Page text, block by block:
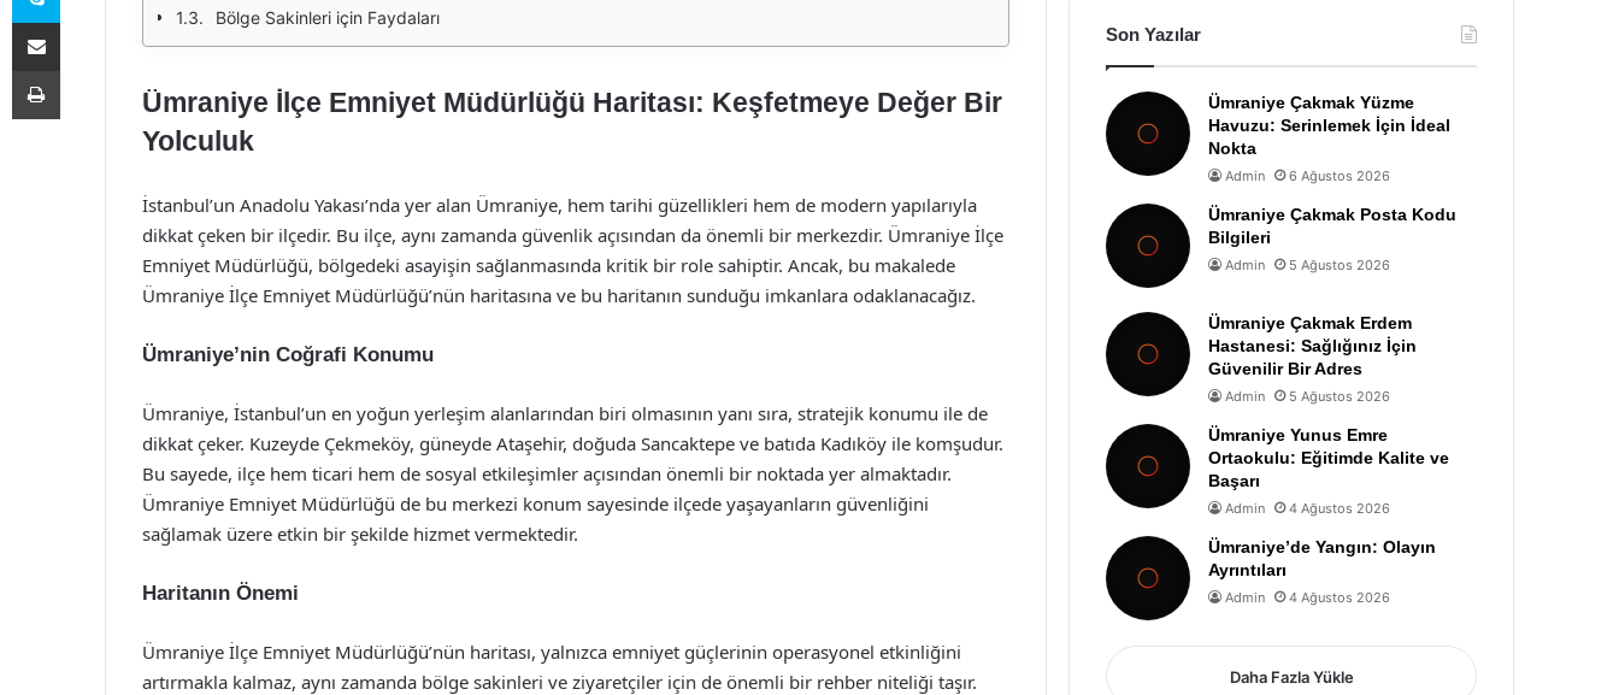
Bölge Sakinleri için Faydaları
Ümraniye İlçe Emniyet Müdürlüğü Haritası: Keşfetmeye Değer Bir
Yolculuk
İstanbul’un Anadolu Yakası’nda yer alan Ümraniye, hem tarihi güzellikleri hem de modern yapılarıyla
dikkat çeken bir ilçedir. Bu ilçe, aynı zamanda güvenlik açısından da önemli bir merkezdir. Ümraniye İlçe
Emniyet Müdürlüğü, bölgedeki asayişin sağlanmasında kritik bir role sahiptir. Ancak, bu makalede
Ümraniye İlçe Emniyet Müdürlüğü’nün haritasına ve bu haritanın sunduğu imkanlara odaklanacağız.
Ümraniye’nin Coğrafi Konumu
Ümraniye, İstanbul’un en yoğun yerleşim alanlarından biri olmasının yanı sıra, stratejik konumu ile de
dikkat çeker. Kuzeyde Çekmeköy, güneyde Ataşehir, doğuda Sancaktepe ve batıda Kadıköy ile komşudur.
Bu sayede, ilçe hem ticari hem de sosyal etkileşimler açısından önemli bir noktada yer almaktadır.
Ümraniye Emniyet Müdürlüğü de bu merkezi konum sayesinde ilçede yaşayanların güvenliğini
sağlamak üzere etkin bir şekilde hizmet vermektedir.
Haritanın Önemi
Ümraniye İlçe Emniyet Müdürlüğü’nün haritası, yalnızca emniyet güçlerinin operasyonel etkinliğini
artırmakla kalmaz, aynı zamanda bölge sakinleri ve ziyaretçiler için de önemli bir rehber niteliği taşır.
Son Yazılar
Ümraniye Çakmak Yüzme
Havuzu: Serinlemek İçin İdeal
Nokta
Admin 6 Ağustos 2026
Ümraniye Çakmak Posta Kodu
Bilgileri
Admin 5 Ağustos 2026
Ümraniye Çakmak Erdem
Hastanesi: Sağlığınız İçin
Güvenilir Bir Adres
Admin 5 Ağustos 2026
Ümraniye Yunus Emre
Ortaokulu: Eğitimde Kalite ve
Başarı
Admin 4 Ağustos 2026
Ümraniye’de Yangın: Olayın
Ayrıntıları
Admin 4 Ağustos 2026
Daha Fazla Yükle
E-Posta ile paylaş